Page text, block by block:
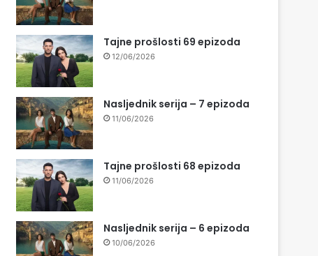
Tajne prošlosti 69 epizoda
12/06/2026
Nasljednik serija – 7 epizoda
11/06/2026
Tajne prošlosti 68 epizoda
11/06/2026
Nasljednik serija – 6 epizoda
10/06/2026